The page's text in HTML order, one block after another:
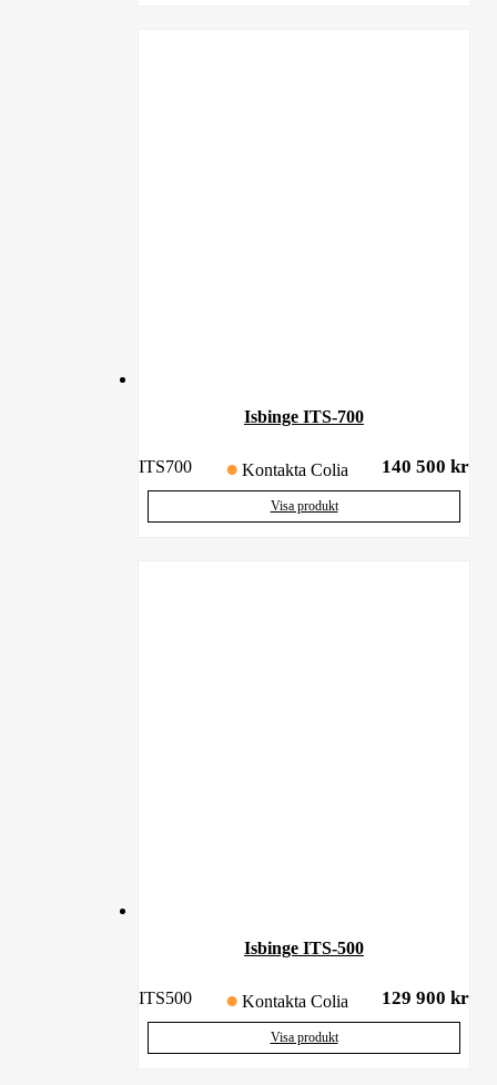
Isbinge ITS-700
ITS700 Kontakta Colia 140 500 kr
Visa produkt
Isbinge ITS-500
ITS500 Kontakta Colia 129 900 kr
Visa produkt